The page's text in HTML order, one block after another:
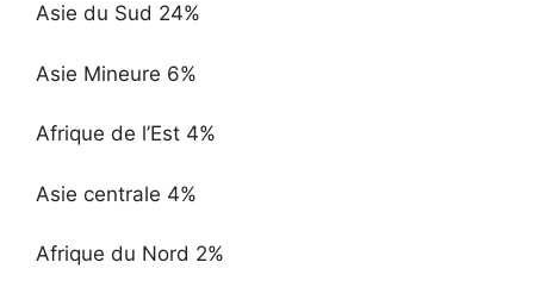
Asie du Sud 24%
Asie Mineure 6%
Afrique de l’Est 4%
Asie centrale 4%
Afrique du Nord 2%